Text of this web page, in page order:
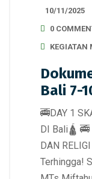
10/11/2025
0
KEGIATAN
Bali 7-
🚎DAY 1
DI Bali🛕 🚎
DAN
Terhingga!